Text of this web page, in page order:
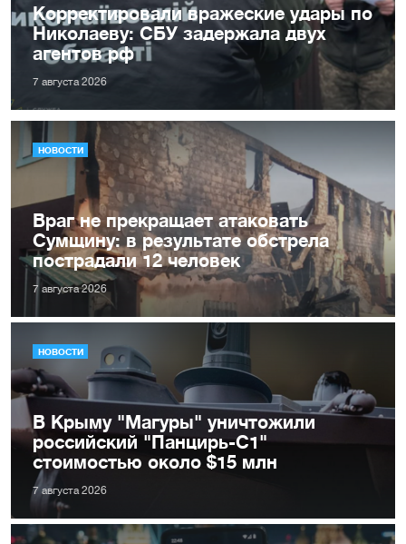
Корректировали вражеские удары по
Николаеву: СБУ задержала двух
агентов рф
7 августа 2026
НОВОСТИ
Враг не прекращает атаковать
Сумщину: в результате обстрела
пострадали 12 человек
7 августа 2026
НОВОСТИ
В Крыму "Магуры" уничтожили
российский "Панцирь-С1"
стоимостью около $15 млн
7 августа 2026